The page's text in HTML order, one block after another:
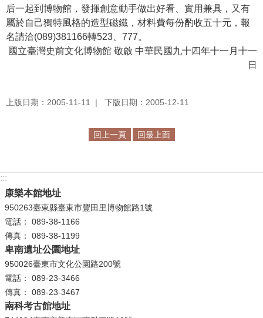
參
觀
展
覽
探
我
便
民
服
務
性
別
平
后一起到博物館，發揮創意動手做出好看、實用兼具，又有
屬於自己獨特風格的造型磁鐵，材料費每份酌收五十元，報
名請洽(089)381166轉523、777。
國立臺灣史前文化博物館 敬啟 中華民國九十四年十一月十一
日
上版日期：2005-11-11 下版日期：2005-12-11
回上一頁 回最上面
:::
康樂本館地址
950263臺東縣臺東市豐田里博物館路1號
電話： 089-38-1166
傳真： 089-38-1199
卑南遺址公園地址
950026臺東市文化公園路200號
電話： 089-23-3466
傳真： 089-23-3467
南科考古館地址